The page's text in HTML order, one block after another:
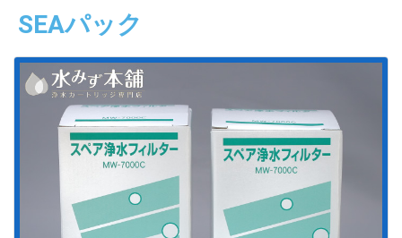
SEAパック